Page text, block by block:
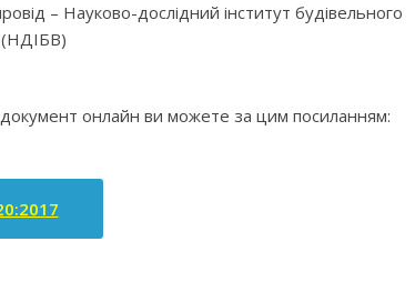
– Науково-дослідний інститут будівельного
онлайн ви можете за цим посиланням: